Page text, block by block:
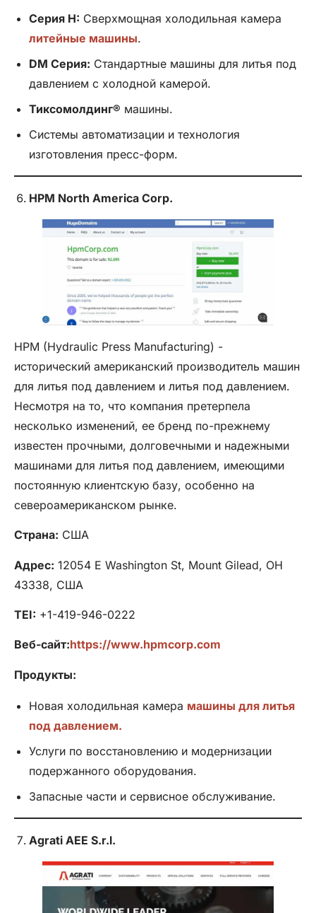
Серия H: Сверхмощная холодильная камера
литейные машины.
DM Серия: Стандартные машины для литья под
давлением с холодной камерой.
Тиксомолдинг® машины.
Системы автоматизации и технология
изготовления пресс-форм.
HPM North America Corp.
HPM (Hydraulic Press Manufacturing) -
исторический американский производитель машин
для литья под давлением и литья под давлением.
Несмотря на то, что компания претерпела
несколько изменений, ее бренд по-прежнему
известен прочными, долговечными и надежными
машинами для литья под давлением, имеющими
постоянную клиентскую базу, особенно на
североамериканском рынке.
Страна: США
Адрес: 12054 E Washington St, Mount Gilead, OH
43338, США
TEI: +1-419-946-0222
Веб-сайт:https://www.hpmcorp.com
Продукты:
Новая холодильная камера машины для литья
под давлением.
Услуги по восстановлению и модернизации
подержанного оборудования.
Запасные части и сервисное обслуживание.
Agrati AEE S.r.l.